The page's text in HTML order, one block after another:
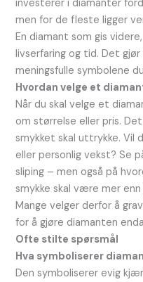
investerer i diamanter
men for de fleste ligger
En diamant som gis
livserfaring og tid. Det
meningsfulle symbolene
Hvordan velge et
Når du skal velge et
om størrelse eller pris.
smykket skal uttrykke. Vil
eller personlig vekst? Se
sliping – men også på
smykke skal være mer
Mange velger derfor å
for å gjøre diamanten
Ofte stilte spørsmål
Hva symboliserer
Den symboliserer evig